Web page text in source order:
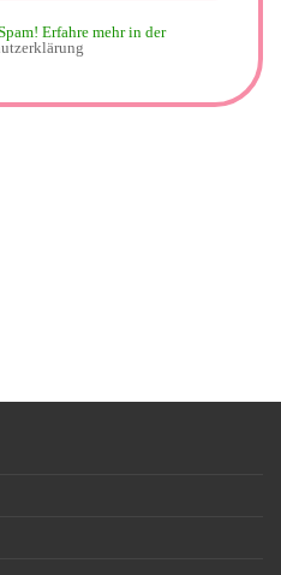
Erfahre mehr in der